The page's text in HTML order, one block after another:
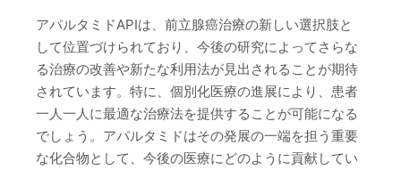
アパルタミドAPIは、前立腺癌治療の新しい選択肢と
して位置づけられており、今後の研究によってさらな
る治療の改善や新たな利用法が見出されることが期待
されています。特に、個別化医療の進展により、患者
一人一人に最適な治療法を提供することが可能になる
でしょう。アパルタミドはその発展の一端を担う重要
な化合物として、今後の医療にどのように貢献してい